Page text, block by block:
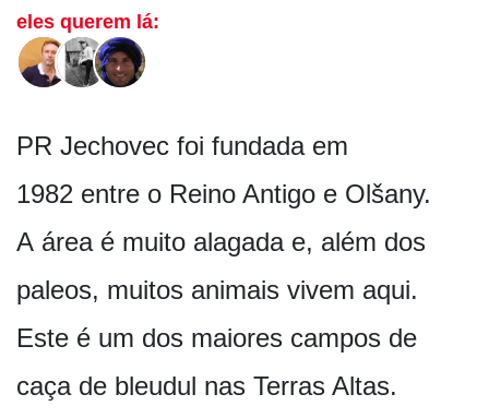
eles querem lá:
PR Jechovec foi fundada em
1982 entre o Reino Antigo e Olšany.
A área é muito alagada e, além dos
paleos, muitos animais vivem aqui.
Este é um dos maiores campos de
caça de bleudul nas Terras Altas.